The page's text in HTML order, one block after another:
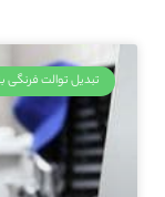
تبدیل توالت فرنگی